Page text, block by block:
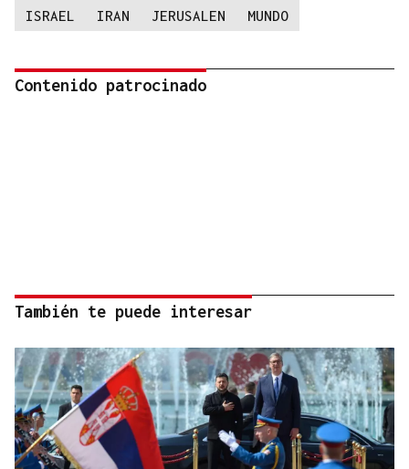
ISRAEL IRAN JERUSALEN MUNDO
Contenido patrocinado
También te puede interesar